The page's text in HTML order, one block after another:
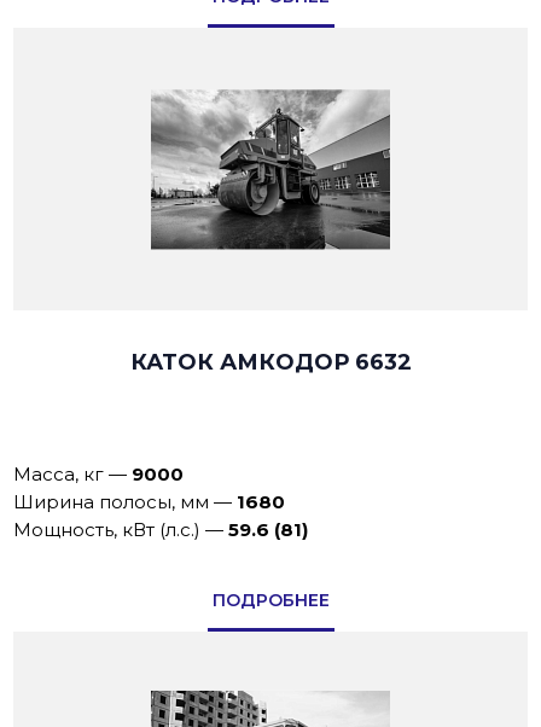
КАТОК АМКОДОР 6632
Масса, кг — 9000
Ширина полосы, мм— 1680
Мощность, кВт (л.с.)—59.6 (81)
ПОДРОБНЕЕ